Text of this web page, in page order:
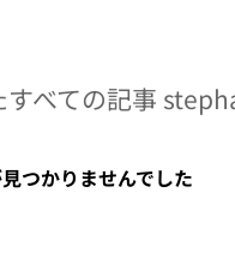
すべての記事
つかりませんでした